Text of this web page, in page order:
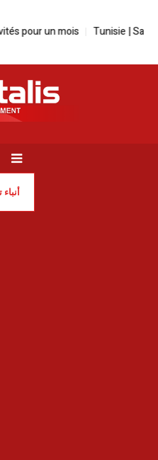
un mois Tunisie | Sayed